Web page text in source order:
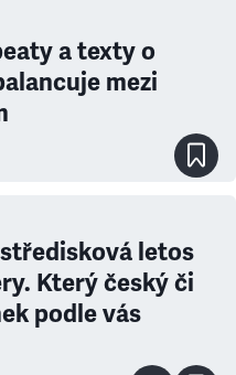
a texty o
mezi
letos
Který český či
podle vás